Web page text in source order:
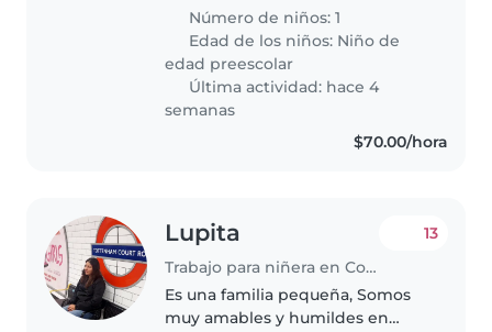
nuestra hijo de 2 años de la
escuela cuando entre al kinder o
los días que lo manden a
descansa..
Número de niños: 1
Edad de los niños: Niño de
edad preescolar
Última actividad: hace 4
semanas
$70.00/hora
Lupita
Trabajo para niñera en Coyoacán
13
Es una familia pequeña, Somos
muy amables y humildes en